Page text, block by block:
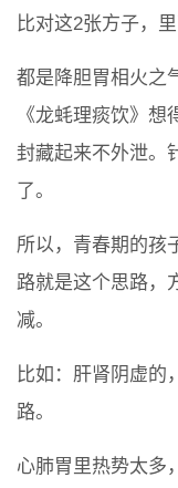
比对这2张方子，
都是降胆胃相火之
《龙蚝理痰饮》
封藏起来不外泄。
了。
所以，青春期的孩
路就是这个思路，
减。
比如：肝肾阴虚的
路。
心肺胃里热势太多